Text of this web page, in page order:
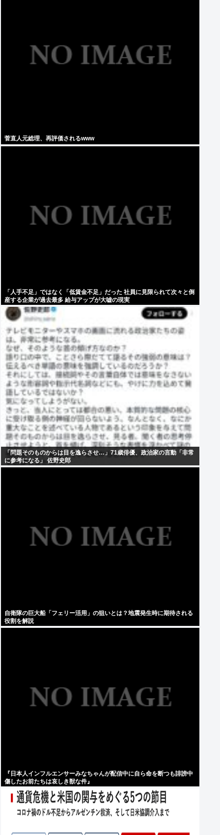
菅直人元総理、再評価されるwww
「人手不足」ではなく「低賃金不足」だった 社員に見限られて次々と倒
産する企業が過去最多 給与アップが大嘘の現実
「問題そのものからは目を逸らさせ…」71歳俳優、政治家の言動「非常
に参考になる」 佐野史郎
自衛隊の巨大船「フェリー活用」の狙いとは？地震発生時に期待される
役割を解説
『日本人インフルエンサーみなちゃんが配信中に自ら命を断つも誹謗中
傷したお前たちは哀しき獣な件』